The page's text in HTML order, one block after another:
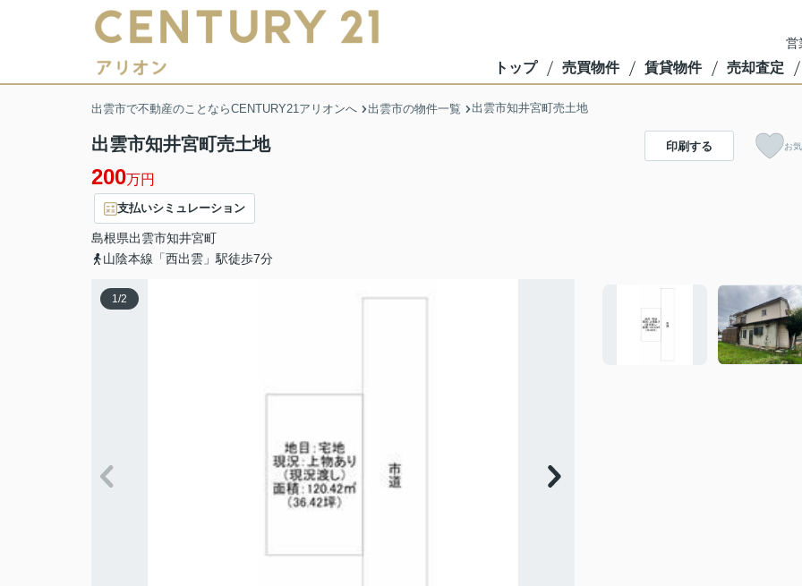
営
トップ 売買物件 賃貸物件 売却査定
出雲市で不動産のことならCENTURY21アリオンへ 出雲市の物件一覧 出雲市知井宮町売土地
出雲市知井宮町売土地
200万円
支払いシミュレーション
島根県出雲市知井宮町
山陰本線「西出雲」駅徒歩7分
印刷する お
1/2